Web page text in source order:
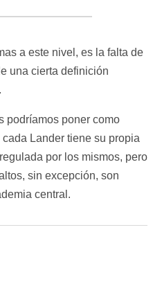
a este nivel, es la falta de
una cierta definición
podríamos poner como
Lander tiene su propia
por los mismos, pero
sin excepción, son
central.